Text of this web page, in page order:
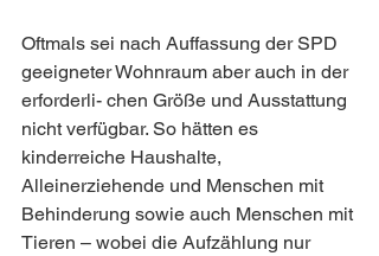
Oftmals sei nach Auffassung der SPD
geeigneter Wohnraum aber auch in der
erforderli- chen Größe und Ausstattung
nicht verfügbar. So hätten es
kinderreiche Haushalte,
Alleinerziehende und Menschen mit
Behinderung sowie auch Menschen mit
Tieren – wobei die Aufzählung nur